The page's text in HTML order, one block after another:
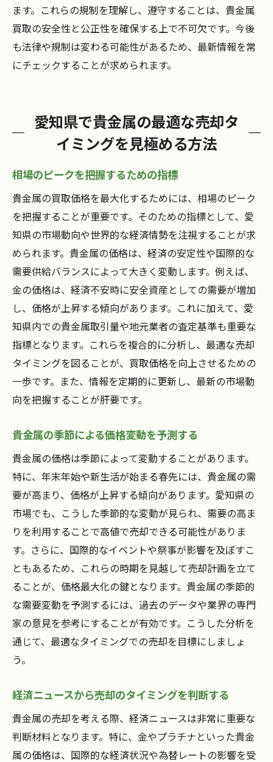
ます。これらの規制を理解し、遵守することは、貴金属
買取の安全性と公正性を確保する上で不可欠です。今後
も法律や規制は変わる可能性があるため、最新情報を常
にチェックすることが求められます。
愛知県で貴金属の最適な売却タ
イミングを見極める方法
相場のピークを把握するための指標
貴金属の買取価格を最大化するためには、相場のピーク
を把握することが重要です。そのための指標として、愛
知県の市場動向や世界的な経済情勢を注視することが求
められます。貴金属の価格は、経済の安定性や国際的な
需要供給バランスによって大きく変動します。例えば、
金の価格は、経済不安時に安全資産としての需要が増加
し、価格が上昇する傾向があります。これに加えて、愛
知県内での貴金属取引量や地元業者の査定基準も重要な
指標となります。これらを複合的に分析し、最適な売却
タイミングを図ることが、買取価格を向上させるための
一歩です。また、情報を定期的に更新し、最新の市場動
向を把握することが肝要です。
貴金属の季節による価格変動を予測する
貴金属の価格は季節によって変動することがあります。
特に、年末年始や新生活が始まる春先には、貴金属の需
要が高まり、価格が上昇する傾向があります。愛知県の
市場でも、こうした季節的な変動が見られ、需要の高ま
りを利用することで高値で売却できる可能性がありま
す。さらに、国際的なイベントや祭事が影響を及ぼすこ
ともあるため、これらの時期を見越して売却計画を立て
ることが、価格最大化の鍵となります。貴金属の季節的
な需要変動を予測するには、過去のデータや業界の専門
家の意見を参考にすることが有効です。こうした分析を
通じて、最適なタイミングでの売却を目標にしましょ
う。
経済ニュースから売却のタイミングを判断する
貴金属の売却を考える際、経済ニュースは非常に重要な
判断材料となります。特に、金やプラチナといった貴金
属の価格は、国際的な経済状況や為替レートの影響を受